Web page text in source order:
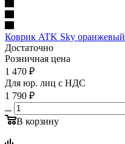
Коврик ATK Sky оранжевый
Достаточно
Розничная цена
1 470 ₽
Для юр. лиц c НДС
1 790 ₽
В корзину